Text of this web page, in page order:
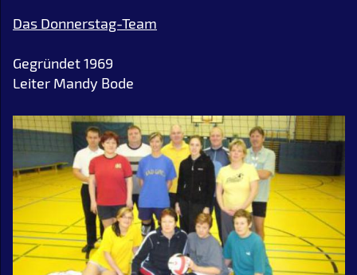
Das Donnerstag-Team
Gegründet 1969
Leiter Mandy Bode